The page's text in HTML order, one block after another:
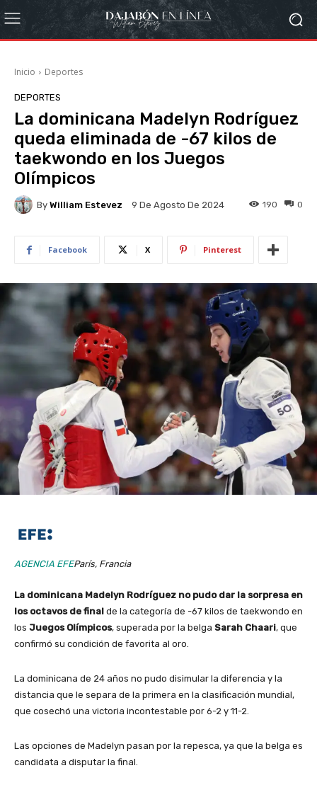
Inicio Deportes
DEPORTES
La dominicana Madelyn Rodríguez
queda eliminada de -67 kilos de
taekwondo en los Juegos
Olímpicos
By William Estevez 9 De Agosto De 2024 0
190
Facebook X Pinterest
AGENCIA EFEParís, Francia
La dominicana Madelyn Rodríguez no pudo dar la sorpresa en
los octavos de final de la categoría de -67 kilos de taekwondo en
los Juegos Olímpicos, superada por la belga Sarah Chaari, que
confirmó su condición de favorita al oro.
La dominicana de 24 años no pudo disimular la diferencia y la
distancia que le separa de la primera en la clasificación mundial,
que cosechó una victoria incontestable por 6-2 y 11-2.
Las opciones de Madelyn pasan por la repesca, ya que la belga es
candidata a disputar la final.